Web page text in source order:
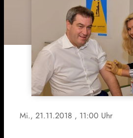
Mi., 21.11.2018 , 11:00 Uhr